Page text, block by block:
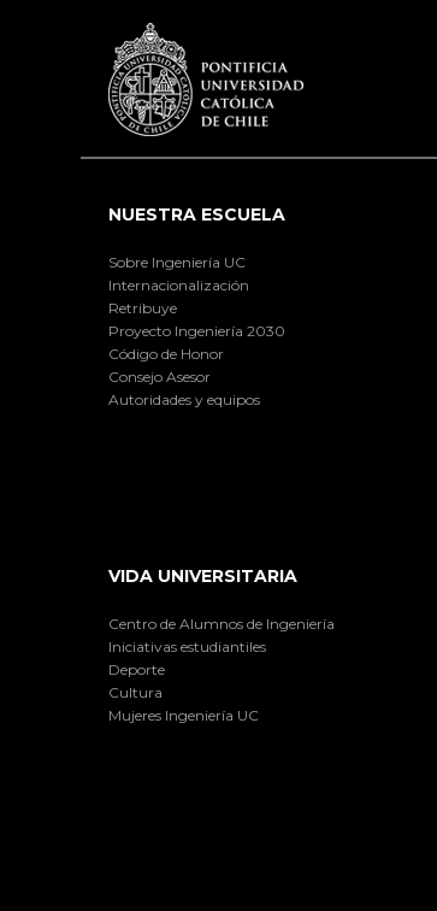
NUESTRA ESCUELA
Sobre Ingeniería UC
Internacionalización
Retribuye
Proyecto Ingeniería 2030
Código de Honor
Consejo Asesor
Autoridades y equipos
VIDA UNIVERSITARIA
Centro de Alumnos de Ingeniería
Iniciativas estudiantiles
Deporte
Cultura
Mujeres Ingeniería UC